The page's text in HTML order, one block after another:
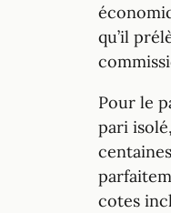
qu’il
Pour le
pari
cotes